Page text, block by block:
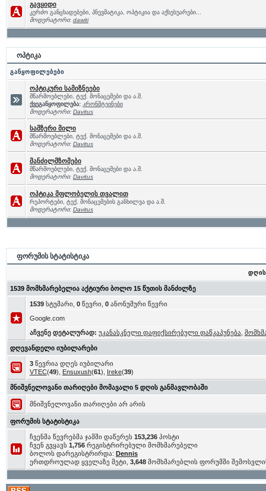
გავყიდი
კერძო განცხადებები, პნევმატიკა, ოპტიკია და აქსესუარები...
მოდერატორი: dawiti
ოპტიკა
განყოფილებები
ოპტიკური სამიზნეები
მწარმოებლები, ტექ. მონაცემები და ა.შ.
ქვეგანყოფილება: კრონშტეინები
მოდერატორი: Davitus
სამზერი მილი
მწარმოებლები, ტექ. მონაცემები და ა.შ.
მოდერატორი: Davitus
მანძილმზომები
მწარმოებლები, ტექ. მონაცემები და ა.შ.
მოდერატორი: Davitus
ოპტიკა მფლობელის თვალით
რეპორტები, ტექ. მონაცემების განხილვა და ა.შ.
მოდერატორი: Davitus
ფორუმის სტატისტიკა
დღის
1539 მომხმარებელია აქტიური ბოლო 15 წუთის მანძილზე
1539სტუმარი, 0წევრი, 0ანონუმური წევრი
Google.com
აჩვენე დეტალურად: უკანასკნელი დაფიქსირებული დაწკაპუნება
დღევანდელი იუბილარები
3წევრია დღეს იუბილარი
VTEC(49), Ensuxush(61), Ireke(39)
მნიშვნელოვანი თარიღები მომავალი 5 დღის განმავლობაში
მნიშვნელოვანი თარიღები არ არის
ფორუმის სტატისტიკა
ჩვენმა წევრებმა ჯამში დაწერეს 153,236პოსტი
ჩვენ გვყავს 1,756რეგისტრირებული მომხმარებელი
ბოლოს დარეგისტრირდა: Dennis
ერთდროულად ყველაზე მეტი, 3,648მომხმარებლის ფორუმში